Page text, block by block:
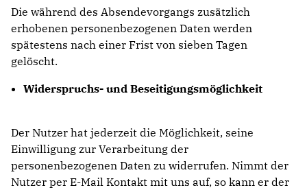
Die während des Absendevorgangs zusätzlich
erhobenen personenbezogenen Daten werden
spätestens nach einer Frist von sieben Tagen
gelöscht.
Widerspruchs- und Beseitigungsmöglichkeit
Der Nutzer hat jederzeit die Möglichkeit, seine
Einwilligung zur Verarbeitung der
personenbezogenen Daten zu widerrufen. Nimmt der
Nutzer per E-Mail Kontakt mit uns auf, so kann er der